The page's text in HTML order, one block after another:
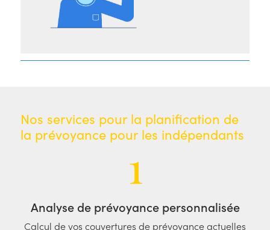
Nos services pour la planification de
la prévoyance pour les indépendants
1
Analyse de prévoyance personnalisée
Calcul de vos couvertures de prévoyance actuelles